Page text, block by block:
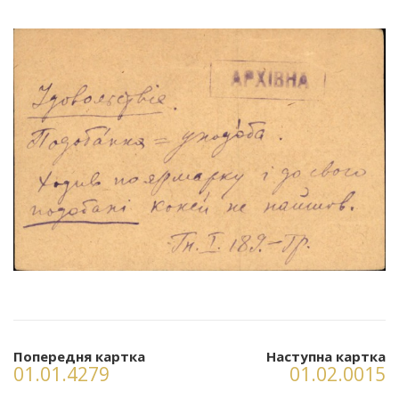
Попередня картка
01.01.4279
Наступна картка
01.02.0015